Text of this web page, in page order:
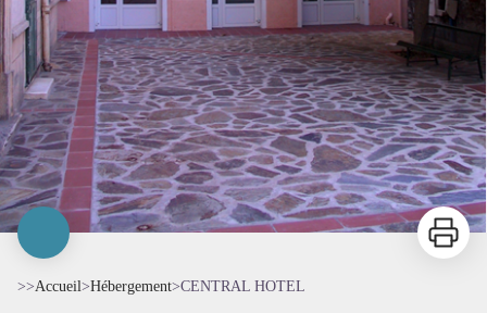
Imprimer
>>Accueil>Hébergement>CENTRAL HOTEL